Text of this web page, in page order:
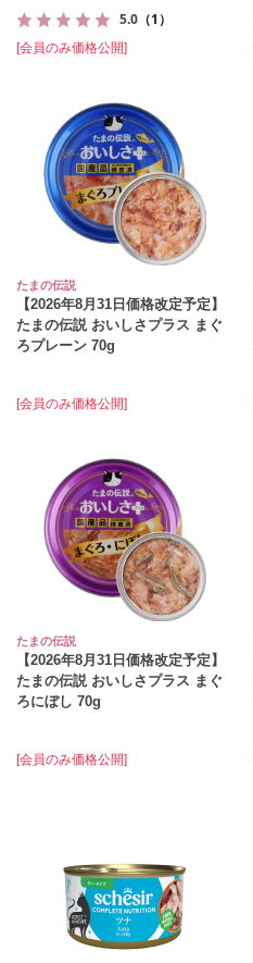
5.0 （1）
[会員のみ価格公開]
たまの伝説
【2026年8月31日価格改定予定】
たまの伝説 おいしさプラス まぐ
ろプレーン 70g
[会員のみ価格公開]
たまの伝説
【2026年8月31日価格改定予定】
たまの伝説 おいしさプラス まぐ
ろにぼし 70g
[会員のみ価格公開]